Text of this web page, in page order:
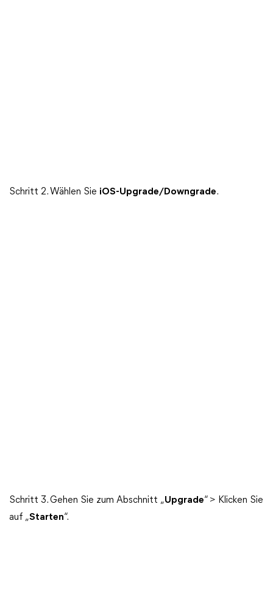
Schritt 2. Wählen Sie iOS-Upgrade/Downgrade.
Schritt 3. Gehen Sie zum Abschnitt „Upgrade“ > Klicken Sie
auf „Starten“.